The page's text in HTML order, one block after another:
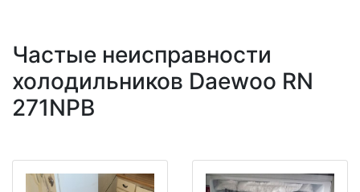
Частые неисправности
холодильников Daewoo RN
271NPB